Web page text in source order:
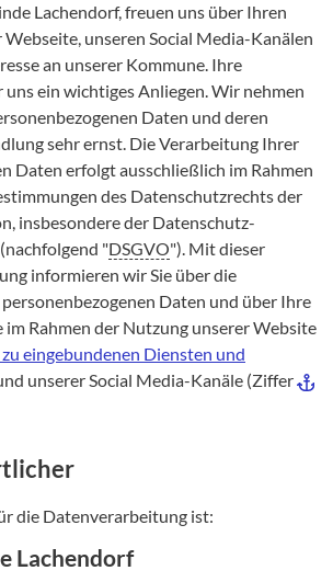
Lachendorf, freuen uns über Ihren
Webseite, unseren Social Media-Kanälen
an unserer Kommune. Ihre
ein wichtiges Anliegen. Wir nehmen
Daten und deren
sehr ernst. Die Verarbeitung Ihrer
Daten erfolgt ausschließlich im Rahmen
des Datenschutzrechts der
insbesondere der Datenschutz-
"DSGVO"). Mit dieser
informieren wir Sie über die
Daten und über Ihre
Rahmen der Nutzung unserer Website
eingebundenen Diensten und
unserer Social Media-Kanäle (Ziffer
die Datenverarbeitung ist:
Lachendorf